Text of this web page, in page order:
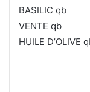
BASILIC qb
VENTE qb
HUILE D’OLIVE